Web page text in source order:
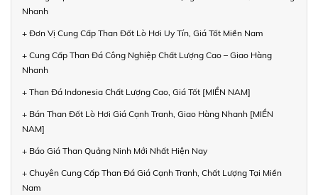
Nhanh
+ Đơn Vị Cung Cấp Than Đốt Lò Hơi Uy Tín, Giá Tốt Miền Nam
+ Cung Cấp Than Đá Công Nghiệp Chất Lượng Cao – Giao Hàng
Nhanh
+ Than Đá Indonesia Chất Lượng Cao, Giá Tốt [MIỀN NAM]
+ Bán Than Đốt Lò Hơi Giá Cạnh Tranh, Giao Hàng Nhanh [MIỀN
NAM]
+ Báo Giá Than Quảng Ninh Mới Nhất Hiện Nay
+ Chuyên Cung Cấp Than Đá Giá Cạnh Tranh, Chất Lượng Tại Miền
Nam